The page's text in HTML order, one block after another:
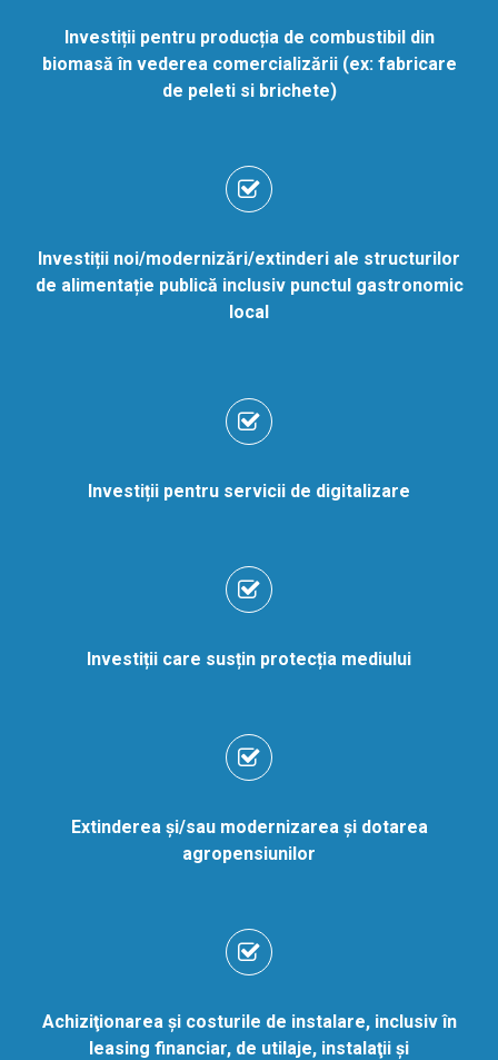
Investiții pentru producția de combustibil din
biomasă în vederea comercializării (ex: fabricare
de peleti si brichete)
Investiții noi/modernizări/extinderi ale structurilor
de alimentație publică inclusiv punctul gastronomic
local
Investiții pentru servicii de digitalizare
Investiții care susțin protecția mediului
Extinderea şi/sau modernizarea şi dotarea
agropensiunilor
Achiziţionarea şi costurile de instalare, inclusiv în
leasing financiar, de utilaje, instalaţii şi